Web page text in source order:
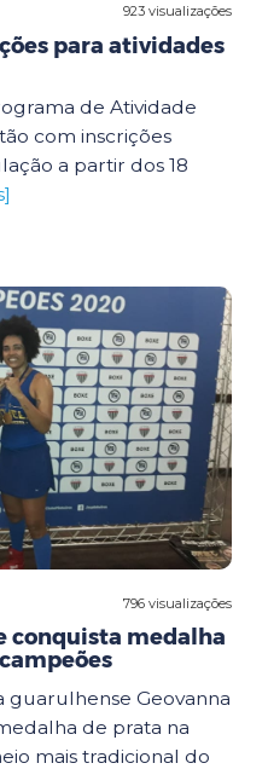
923 visualizações
para atividades
de Atividade
com inscrições
a partir dos 18
796 visualizações
conquista medalha
guarulhense Geovanna
de prata na
mais tradicional do